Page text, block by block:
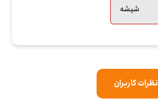
شیشه
نظرات کاربران